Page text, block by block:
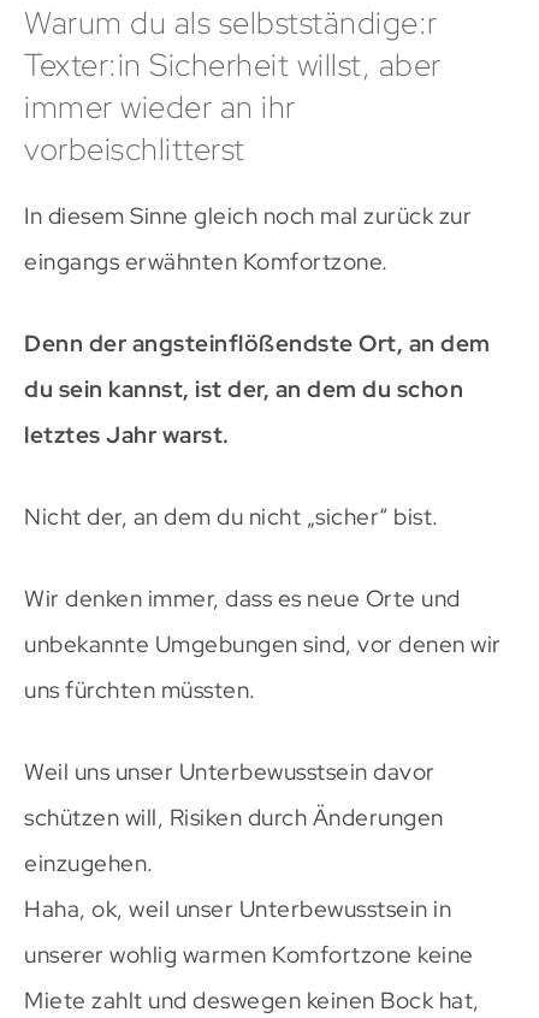
Warum du als selbstständige:r
Texter:in Sicherheit willst, aber
immer wieder an ihr
vorbeischlitterst
In diesem Sinne gleich noch mal zurück zur
eingangs erwähnten Komfortzone.
Denn der angsteinflößendste Ort, an dem
du sein kannst, ist der, an dem du schon
letztes Jahr warst.
Nicht der, an dem du nicht „sicher“ bist.
Wir denken immer, dass es neue Orte und
unbekannte Umgebungen sind, vor denen wir
uns fürchten müssten.
Weil uns unser Unterbewusstsein davor
schützen will, Risiken durch Änderungen
einzugehen.
Haha, ok, weil unser Unterbewusstsein in
unserer wohlig warmen Komfortzone keine
Miete zahlt und deswegen keinen Bock hat,